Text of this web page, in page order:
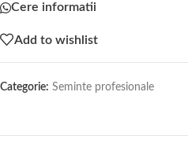
Cere informatii
Add to wishlist
Categorie: Seminte profesionale